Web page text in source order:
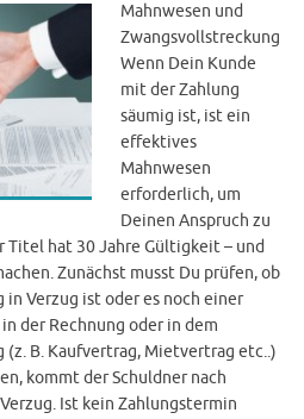
Mahnwesen und
Zwangsvollstreckung
Wenn Dein Kunde
mit der Zahlung
säumig ist, ist ein
effektives
Mahnwesen
erforderlich, um
Deinen Anspruch zu
Titel hat 30 Jahre Gültigkeit – und
Zunächst musst Du prüfen, ob
Verzug ist oder es noch einer
der Rechnung oder in dem
B. Kaufvertrag, Mietvertrag etc..)
kommt der Schuldner nach
Ist kein Zahlungstermin